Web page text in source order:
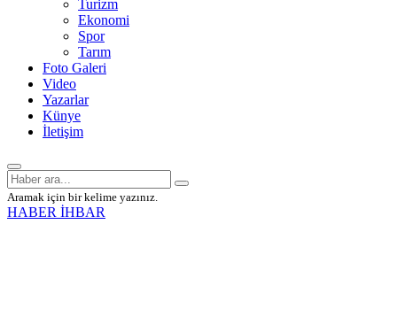
Turizm
Ekonomi
Spor
Tarım
Foto Galeri
Video
Yazarlar
Künye
İletişim
Aramak için bir kelime yazınız.
HABER İHBAR